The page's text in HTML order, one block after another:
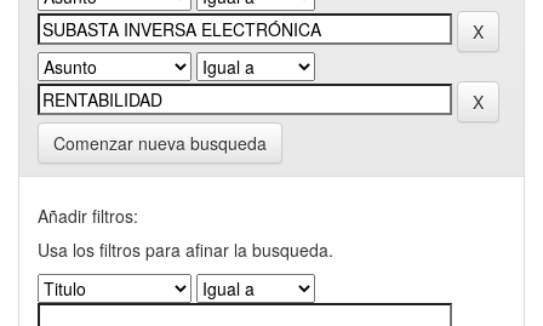
Comenzar nueva busqueda
Añadir filtros:
Usa los filtros para afinar la busqueda.